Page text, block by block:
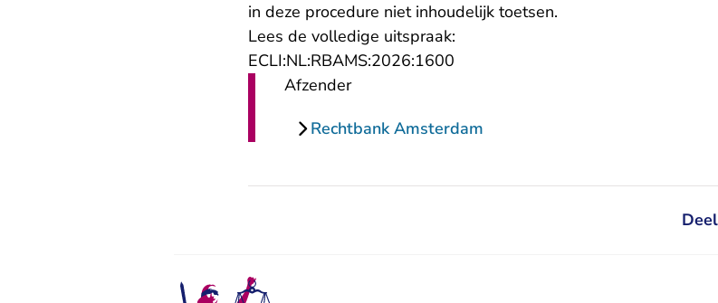
in deze procedure niet inhoudelijk toetsen.
Lees de volledige uitspraak:
ECLI:NL:RBAMS:2026:1600
Afzender
Rechtbank Amsterdam